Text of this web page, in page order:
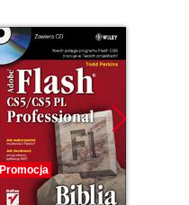
Promocja